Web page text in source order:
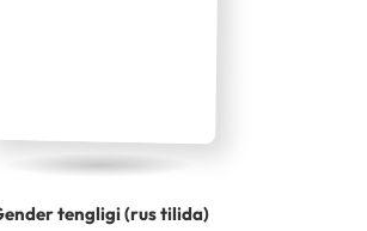
tengligi (rus tilida)